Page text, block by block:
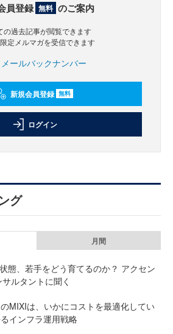
員登録 無料 のご案内
の過去記事が閲覧できます
限定メルマガを受信できます
メールバックナンバー
新規会員登録 無料
ログイン
グ
月間
態、若手をどう育てるのか？ アクセン
ルタントに聞く
MIXIは、いかにコストを最適化してい
インフラ運用戦略